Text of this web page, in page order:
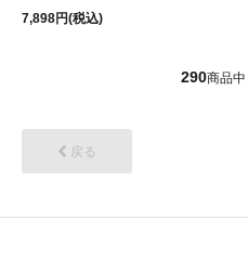
7,898円(税込)
290商品中
戻る